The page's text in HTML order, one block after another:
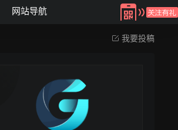
网站导航
我要投稿